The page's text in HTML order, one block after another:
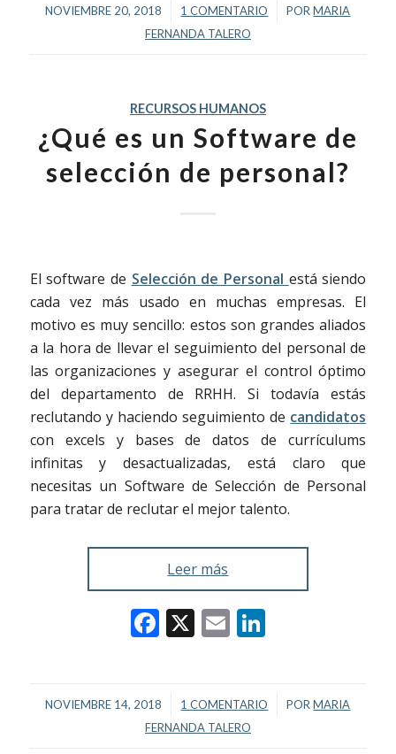
NOVIEMBRE 20, 2018
/ 1 COMENTARIO
/ PORMARIA
FERNANDA TALERO
RECURSOS HUMANOS
¿Qué es un Software de
selección de personal?
El software de Selección de Personal está siendo
cada vez más usado en muchas empresas. El
motivo es muy sencillo: estos son grandes aliados
a la hora de llevar el seguimiento del personal de
las organizaciones y asegurar el control óptimo
del departamento de RRHH. Si todavía estás
reclutando y haciendo seguimiento de candidatos
con excels y bases de datos de currículums
infinitas y desactualizadas, está claro que
necesitas un Software de Selección de Personal
para tratar de reclutar el mejor talento.
Leer más
Facebook
X EmailLinkedIn
NOVIEMBRE 14, 2018
/ 1 COMENTARIO
/ PORMARIA
FERNANDA TALERO